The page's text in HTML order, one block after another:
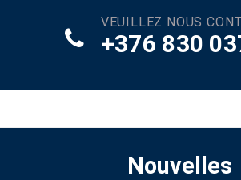
VEUILLEZ NOUS
+376 830
Nouvelles